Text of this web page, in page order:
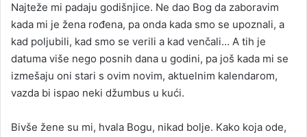
Najteže mi padaju godišnjice. Ne dao Bog da zaboravim
kada mi je žena rođena, pa onda kada smo se upoznali, a
kad poljubili, kad smo se verili a kad venčali… A tih je
datuma više nego posnih dana u godini, pa još kada mi se
izmešaju oni stari s ovim novim, aktuelnim kalendarom,
vazda bi ispao neki džumbus u kući.
Bivše žene su mi, hvala Bogu, nikad bolje. Kako koja ode,